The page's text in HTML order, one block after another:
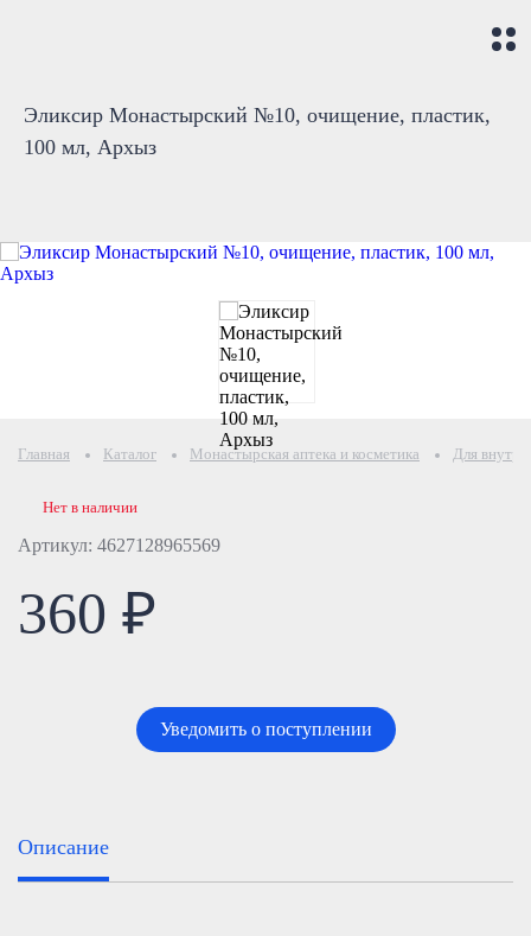
Эликсир Монастырский №10, очищение, пластик,
100 мл, Архыз
Главная Каталог Монастырская аптека и косметика Для
Артикул: 4627128965569
Нет в наличии
360 ₽
Уведомить о поступлении
Описание